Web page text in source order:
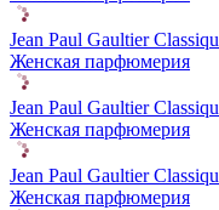
Jean Paul Gaultier
Женская парфюмерия
Jean Paul Gaultier
Женская парфюмерия
Jean Paul Gaultier
Женская парфюмерия